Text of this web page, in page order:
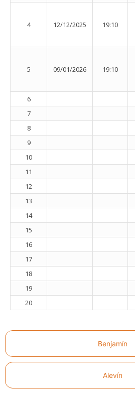
Benjamín
Alevín
4 12/12/2025 19:10
5 09/01/2026 19:10
6
7
8
9
10
11
12
13
14
15
16
17
18
19
20